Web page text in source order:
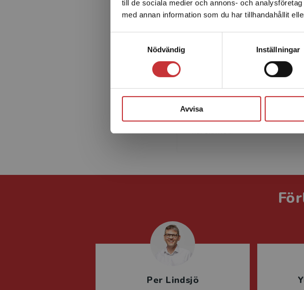
till de sociala medier och annons- och
med annan information som du har tillhandahållit
Nödvändig
Inställningar
Avvisa
Sverige. För att
leveransadressen
Björn Nilsson
socialpsykologi, numera
nationellt och internationellt
team- och ledarutveckling. Han
har skrivit ...
Per Lindsjö